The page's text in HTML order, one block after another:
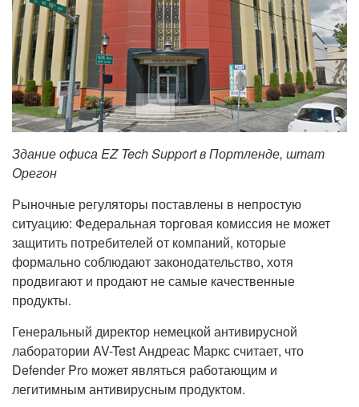
Здание офиса EZ Tech Support в Портленде, штат
Орегон
Рыночные регуляторы поставлены в непростую
ситуацию: Федеральная торговая комиссия не может
защитить потребителей от компаний, которые
формально соблюдают законодательство, хотя
продвигают и продают не самые качественные
продукты.
Генеральный директор немецкой антивирусной
лаборатории AV-Test Андреас Маркс считает, что
Defender Pro может являться работающим и
легитимным антивирусным продуктом.